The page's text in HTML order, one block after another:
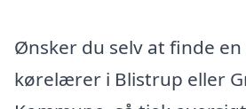
Ønsker du selv at finde
kørelærer i Blistrup eller